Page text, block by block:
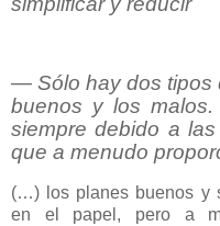
― Sólo hay dos tipos
buenos y los
siempre debido a
que a menudo
(…) los planes buenos y
en el papel, pero a